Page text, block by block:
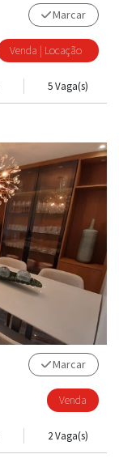
Marcar
Venda | Locação
5 Vaga(s)
Marcar
Venda
2 Vaga(s)